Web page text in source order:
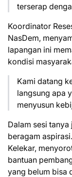
terserap
Koordinator
NasDem,
lapangan ini
kondisi
Kami datang
langsung apa
menyusun
Dalam sesi
beragam
Kelekar,
bantuan
yang belum bisa